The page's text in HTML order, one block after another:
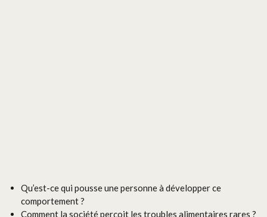
Qu’est-ce qui pousse une personne à développer ce
comportement ?
Comment la société perçoit les troubles alimentaires rares ?